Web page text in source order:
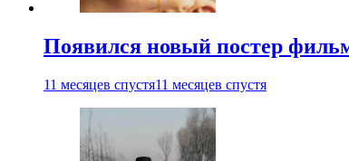
Появился новый постер
11 месяцев спустя11 месяцев спустя